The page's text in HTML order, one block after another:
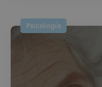
Psicología